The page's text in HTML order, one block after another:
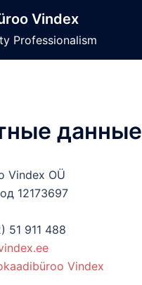
Vindex
Professionalism
данные
Vindex OÜ
12173697
51 911 488
Vindex